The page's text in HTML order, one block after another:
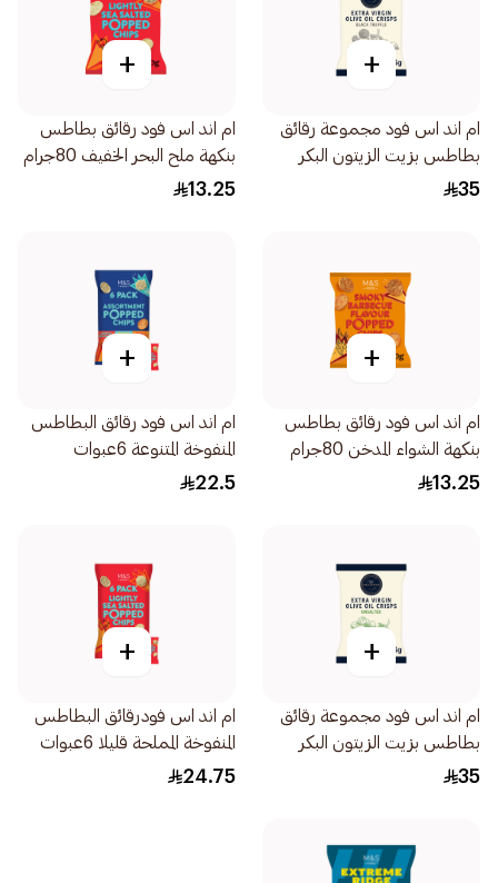
+
ام اند اس فود مجموعة رقائق
بطاطس بزيت الزيتون البكر
الممتاز مع الكمأة السوداء
35
+
ام اند اس فود رقائق بطاطس
بنكهة ملح البحر الخفيف 80جرام
13.25
+
ام اند اس فود رقائق بطاطس
بنكهة الشواء المدخن 80جرام
13.25
+
ام اند اس فود رقائق البطاطس
المنفوخة المتنوعة 6عبوات
22.5
+
ام اند اس فود مجموعة رقائق
بطاطس بزيت الزيتون البكر
الممتاز غير مملحة 125جرام
35
+
ام اند اس فودرقائق البطاطس
المنفوخة المملحة قليلا 6عبوات
24.75